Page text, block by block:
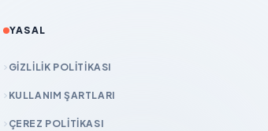
YASAL
GIZLILIK POLITIKASI
KULLANIM ŞARTLARI
ÇEREZ POLITIKASI